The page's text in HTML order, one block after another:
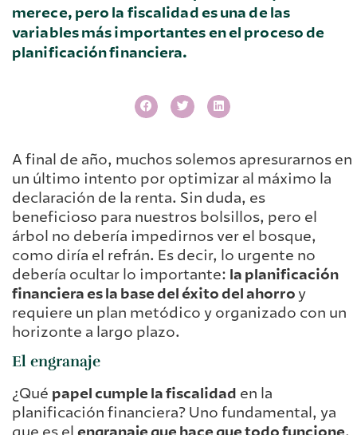
merece, pero la fiscalidad es una de las
variables más importantes en el proceso de
planificación financiera.
A final de año, muchos solemos apresurarnos en
un último intento por optimizar al máximo la
declaración de la renta. Sin duda, es
beneficioso para nuestros bolsillos, pero el
árbol no debería impedirnos ver el bosque,
como diría el refrán. Es decir, lo urgente no
debería ocultar lo importante: la planificación
financiera es la base del éxito del ahorro y
requiere un plan metódico y organizado con un
horizonte a largo plazo.
El engranaje
¿Qué papel cumple la fiscalidad en la
planificación financiera? Uno fundamental, ya